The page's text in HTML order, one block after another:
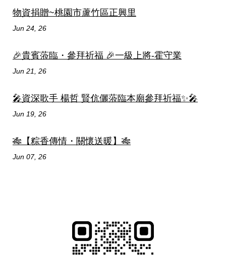
物資捐贈~桃園市蘆竹區正興里
Jun 24, 26
🎉貴賓蒞臨・參拜祈福 🎉一級上將-霍守業
Jun 21, 26
🎤資深歌手 楊哲 賢伉儷蒞臨本廟參拜祈福✨🎤
Jun 19, 26
🎋【粽香傳情・關懷送暖】🎋
Jun 07, 26